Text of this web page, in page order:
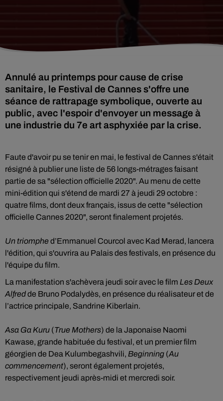
Annulé au printemps pour cause de crise
sanitaire, le Festival de Cannes s'offre une
séance de rattrapage symbolique, ouverte au
public, avec l'espoir d'envoyer un message à
une industrie du 7e art asphyxiée par la crise.
Faute d'avoir pu se tenir en mai, le festival de Cannes s'était
résigné à publier une liste de 56 longs-métrages faisant
partie de sa "sélection officielle 2020". Au menu de cette
mini-édition qui s'étend de mardi 27 à jeudi 29 octobre :
quatre films, dont deux français, issus de cette "sélection
officielle Cannes 2020", seront finalement projetés.
Un triomphed’Emmanuel Courcol avec Kad Merad, lancera
l'édition, qui s'ouvrira au Palais des festivals, en présence du
l'équipe du film.
La manifestation s'achèvera jeudi soir avec le film Les Deux
Alfredde Bruno Podalydès, en présence du réalisateur et de
l’actrice principale, Sandrine Kiberlain.
Asa Ga Kuru (True Mothers) de la Japonaise Naomi
Kawase, grande habituée du festival, et un premier film
géorgien de Dea Kulumbegashvili, Beginning (Au
commencement), seront également projetés,
respectivement jeudi après-midi et mercredi soir.